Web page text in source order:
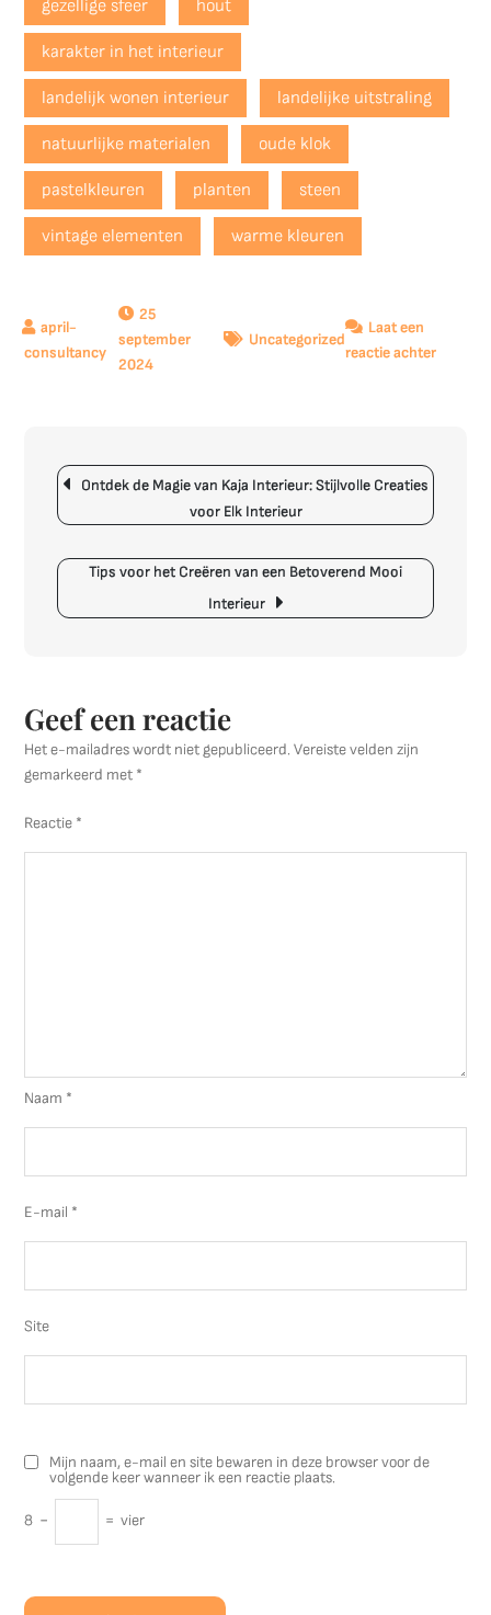
gezellige sfeer hout
karakter in het interieur
landelijk wonen interieur landelijke uitstraling
natuurlijke materialen oude klok
pastelkleuren planten steen
vintage elementen warme kleuren
25
september
2024
Uncategorized
Laat een
reactie achterop
Berichtnavigatie
Ontdek de Magie van Kaja Interieur: Stijlvolle Creaties
voor Elk Interieur
Tips voor het Creëren van een Betoverend Mooi
Interieur
Geef een reactie
Het e-mailadres wordt niet gepubliceerd. Vereiste velden zijn
gemarkeerd met *
Reactie *
Naam *
E-mail *
Site
Mijn naam, e-mail en site bewaren in deze browser voor de
volgende keer wanneer ik een reactie plaats.
8 − = vier